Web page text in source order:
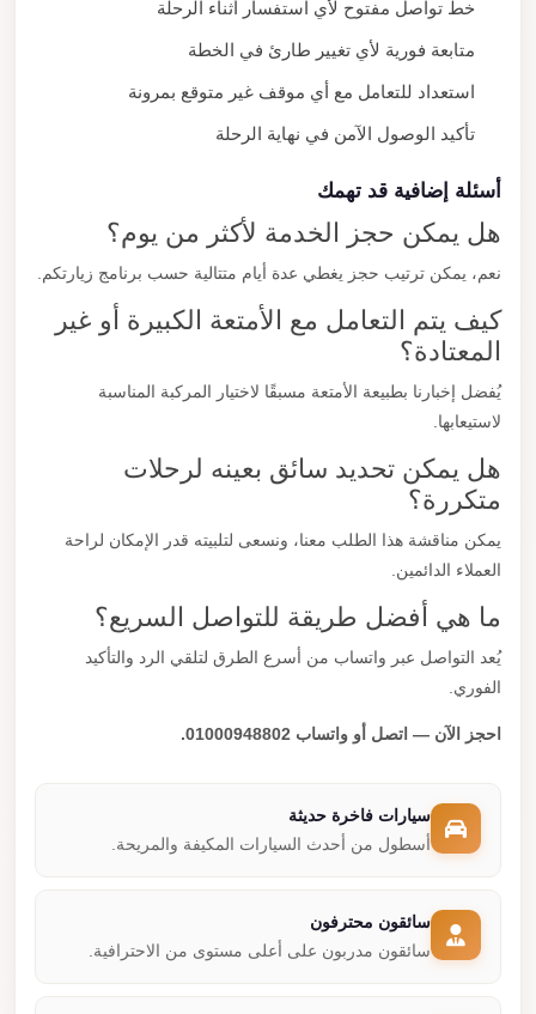
خط تواصل مفتوح لأي استفسار أثناء الرحلة
متابعة فورية لأي تغيير طارئ في الخطة
استعداد للتعامل مع أي موقف غير متوقع بمرونة
تأكيد الوصول الآمن في نهاية الرحلة
أسئلة إضافية قد تهمك
هل يمكن حجز الخدمة لأكثر من يوم؟
نعم، يمكن ترتيب حجز يغطي عدة أيام متتالية حسب برنامج زيارتكم.
كيف يتم التعامل مع الأمتعة الكبيرة أو غير
المعتادة؟
يُفضل إخبارنا بطبيعة الأمتعة مسبقًا لاختيار المركبة المناسبة
لاستيعابها.
هل يمكن تحديد سائق بعينه لرحلات
متكررة؟
يمكن مناقشة هذا الطلب معنا، ونسعى لتلبيته قدر الإمكان لراحة
العملاء الدائمين.
ما هي أفضل طريقة للتواصل السريع؟
يُعد التواصل عبر واتساب من أسرع الطرق لتلقي الرد والتأكيد
الفوري.
احجز الآن — اتصل أو واتساب 01000948802.
سيارات فاخرة حديثة
أسطول من أحدث السيارات المكيفة والمريحة.
سائقون محترفون
سائقون مدربون على أعلى مستوى من الاحترافية.